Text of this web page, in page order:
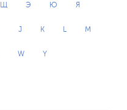
Щ Э Ю Я
J K L M
W Y